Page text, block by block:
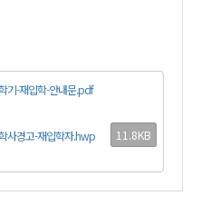
기-재입학-안내문.pdf
사경고-재입학자.hwp
11.8KB